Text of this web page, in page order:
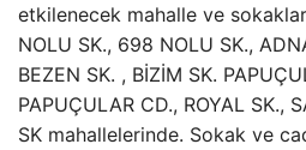
etkilenecek mahalle ve
NOLU SK., 698 NOLU SK.,
BEZEN SK. , BİZİM SK.
PAPUÇULAR CD., ROYAL SK.,
SK mahallelerinde. Sokak ve